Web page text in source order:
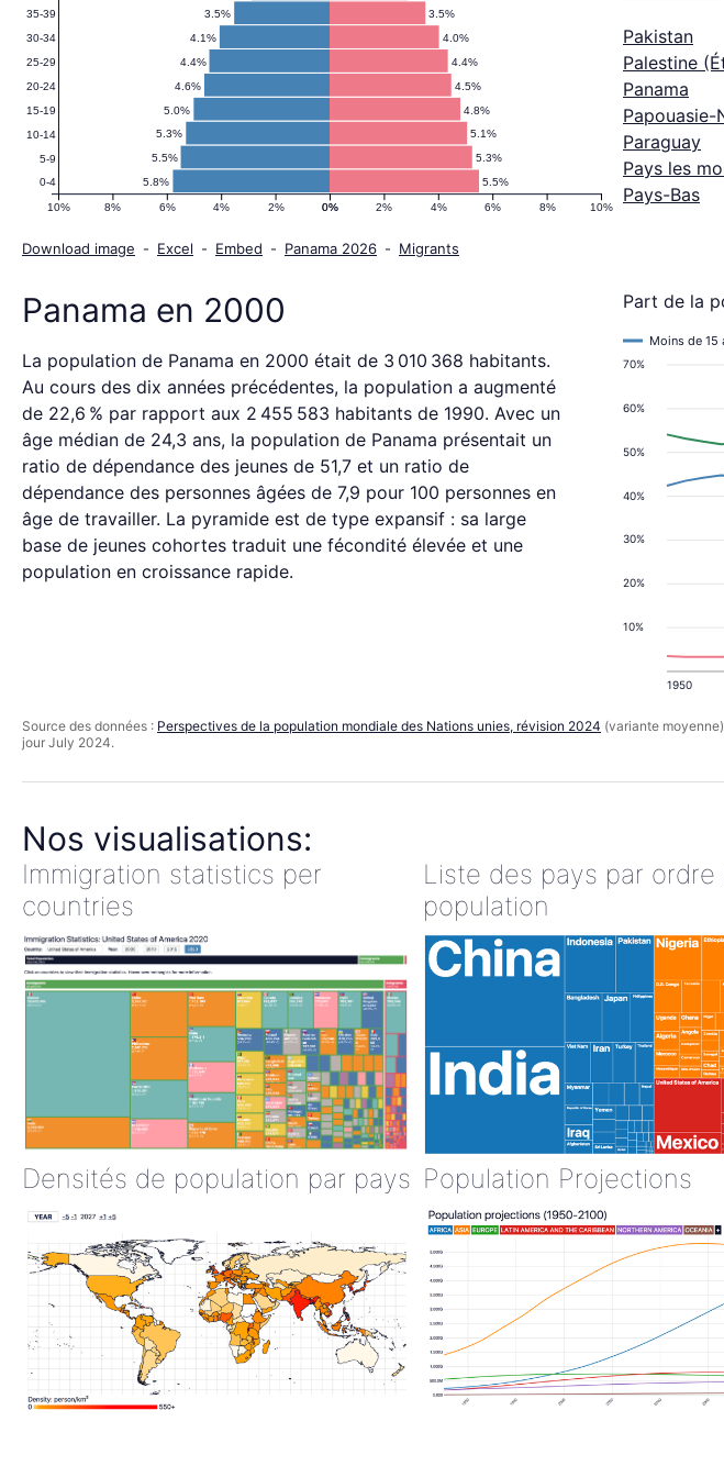
5.5%
5.8%
5.3%
5.5%
5.1%
5.3%
4.8%
5.0%
4.5%
4.6%
4.4%
4.4%
4.0%
4.1%
3.5%
3.5%
0% 2% 4% 6% 8% 10%
10% 8% 6% 4% 2% 0%
0-4
5-9
10-14
15-19
20-24
25-29
30-34
35-39
Download image - Excel - Embed - Panama 2026 - Migrants
Pakistan
Palestine
Panama
Papouasie-
Paraguay
Pays les
Pays-Bas
Panama en 2000
La population de Panama en 2000 était de 3 010 368 habitants.
Au cours des dix années précédentes, la population a augmenté
de 22,6 % par rapport aux 2 455 583 habitants de 1990. Avec un
âge médian de 24,3 ans, la population de Panama présentait un
ratio de dépendance des jeunes de 51,7 et un ratio de
dépendance des personnes âgées de 7,9 pour 100 personnes en
âge de travailler. La pyramide est de type expansif : sa large
base de jeunes cohortes traduit une fécondité élevée et une
population en croissance rapide.
Part de la
10%
20%
30%
40%
50%
60%
70%
1950
Moins de 15
Source des données : Perspectives de la population mondiale des Nations unies, révision 2024 (variante
jour July 2024.
Nos visualisations:
Immigration statistics per
countries
Liste des pays par ordre
population
Densités de population par pays Population Projections